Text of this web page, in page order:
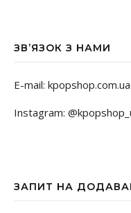
ЗВ’ЯЗОК З НАМИ
E-mail:
Instagram:
ЗАПИТ НА